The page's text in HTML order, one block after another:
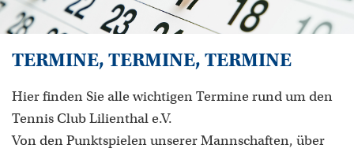
TERMINE, TERMINE, TERMINE
Hier finden Sie alle wichtigen Termine rund um den
Tennis Club Lilienthal e.V.
Von den Punktspielen unserer Mannschaften, über